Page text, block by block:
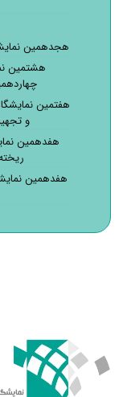
هجدهمین
هشتمین
هفتمین
و
هفدهمین
هفدهمین